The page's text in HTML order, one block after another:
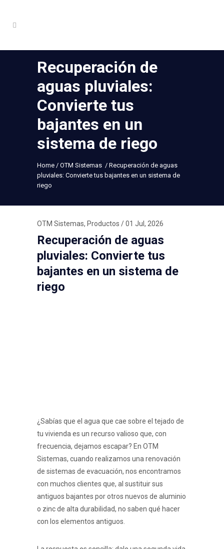
Recuperación de
aguas pluviales:
Convierte tus
bajantes en un
sistema de riego
Home / OTM Sistemas / Recuperación de aguas
pluviales: Convierte tus bajantes en un sistema de
riego
OTM Sistemas, Productos / 01 Jul, 2026
Recuperación de aguas
pluviales: Convierte tus
bajantes en un sistema de
riego
¿Sabías que el agua que cae sobre el tejado de
tu vivienda es un recurso valioso que, con
frecuencia, dejamos escapar? En OTM
Sistemas, cuando realizamos una renovación
de sistemas de evacuación, nos encontramos
con muchos clientes que, al sustituir sus
antiguos bajantes por otros nuevos de aluminio
o zinc de alta durabilidad, no saben qué hacer
con los elementos antiguos.